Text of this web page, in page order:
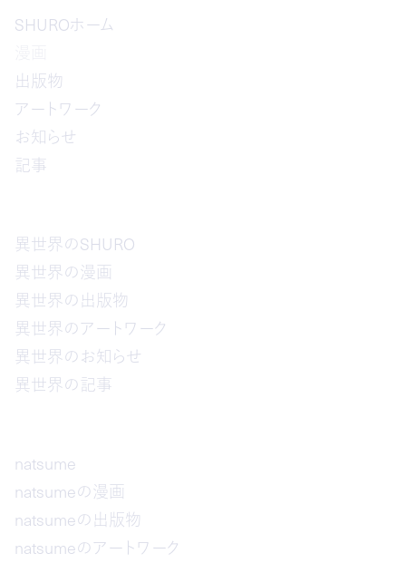
SHUROホーム
出版物
アートワーク
お知らせ
記事
異世界のSHURO
異世界の漫画
異世界の出版物
異世界のアートワーク
異世界のお知らせ
異世界の記事
natsume
natsumeの漫画
natsumeの出版物
natsumeのアートワーク